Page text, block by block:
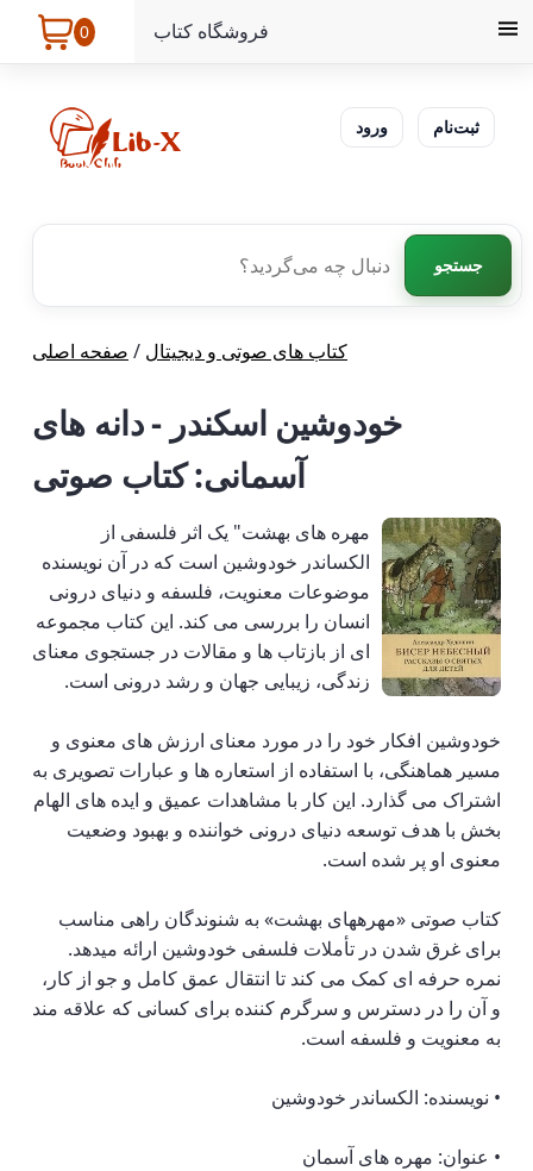
0 فروشگاه کتاب
ورود ثبت‌نام
جستجو
صفحه اصلی / کتاب های صوتی و دیجیتال
خودوشین اسکندر - دانه های
آسمانی: کتاب صوتی
مهره های بهشت" یک اثر فلسفی از
الکساندر خودوشین است که در آن نویسنده
موضوعات معنویت، فلسفه و دنیای درونی
انسان را بررسی می کند. این کتاب مجموعه
ای از بازتاب ها و مقالات در جستجوی معنای
زندگی، زیبایی جهان و رشد درونی است.
خودوشین افکار خود را در مورد معنای ارزش های معنوی و
مسیر هماهنگی، با استفاده از استعاره ها و عبارات تصویری به
اشتراک می گذارد. این کار با مشاهدات عمیق و ایده های الهام
بخش با هدف توسعه دنیای درونی خواننده و بهبود وضعیت
معنوی او پر شده است.
کتاب صوتی «مهرههای بهشت» به شنوندگان راهی مناسب
برای غرق شدن در تأملات فلسفی خودوشین ارائه میدهد.
نمره حرفه ای کمک می کند تا انتقال عمق کامل و جو از کار،
و آن را در دسترس و سرگرم کننده برای کسانی که علاقه مند
به معنویت و فلسفه است.
• نویسنده: الکساندر خودوشین
• عنوان: مهره های آسمان